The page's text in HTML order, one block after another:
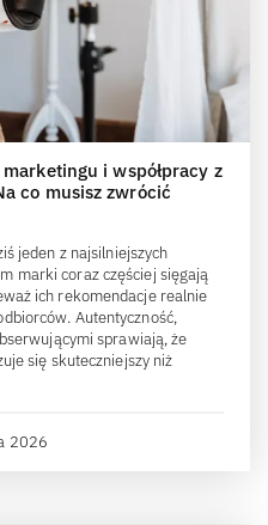
i współpracy z
co musisz zwrócić
jeden z najsilniejszych
marki coraz częściej sięgają
ich rekomendacje realnie
Autentyczność,
sprawiają, że
się skuteczniejszy niż
2026